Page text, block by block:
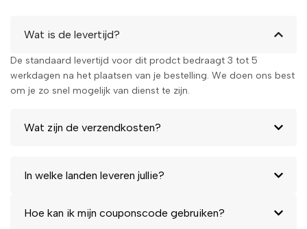
Wat is de levertijd?
De standaard levertijd voor dit prodct bedraagt 3 tot 5
werkdagen na het plaatsen van je bestelling. We doen ons best
om je zo snel mogelijk van dienst te zijn.
Wat zijn de verzendkosten?
In welke landen leveren jullie?
Hoe kan ik mijn couponscode gebruiken?